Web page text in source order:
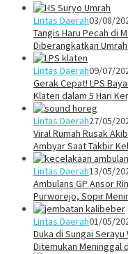
Lintas Daerah03/08/
Tangis Haru Pecah di
Diberangkatkan
Lintas Daerah09/07/
Gerak Cepat! LPS
Klaten dalam 5 Hari
Lintas Daerah27/05/
Viral Rumah Rusak
Ambyar Saat Takbir
Lintas Daerah13/05/
Ambulans GP Ansor
Purworejo, Sopir
Lintas Daerah01/05/
Duka di Sungai
Ditemukan Meninggal